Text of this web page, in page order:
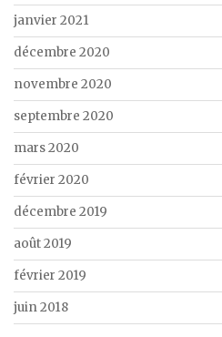
janvier 2021
décembre 2020
novembre 2020
septembre 2020
mars 2020
février 2020
décembre 2019
août 2019
février 2019
juin 2018